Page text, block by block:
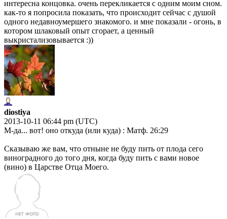
интересна концовка. очень перекликается с одним моим сном.
как-то я попросила показать, что происходит сейчас с душой
одного недавноумершего знакомого. и мне показали - огонь, в
котором шлаковый опыт сгорает, а ценный
выкристализовывается :))
diostiya
2013-10-11 06:44 pm (UTC)
М-да... вот! оно откуда (или куда) : Матф. 26:29
Сказываю же вам, что отныне не буду пить от плода сего
виноградного до того дня, когда буду пить с вами новое
(вино) в Царстве Отца Моего.